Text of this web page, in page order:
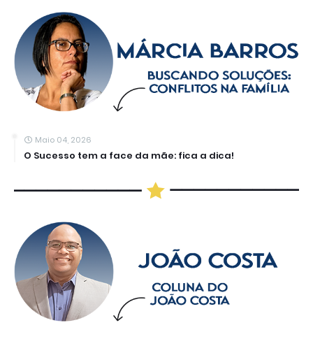
Maio 04, 2026
O Sucesso tem a face da mãe: fica a dica!